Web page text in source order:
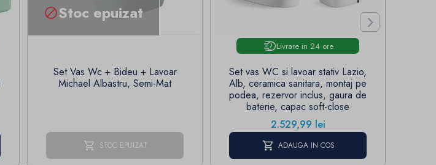
Stoc epuizat
Set Vas Wc + Bideu + Lavoar
Michael Albastru, Semi-Mat
STOC EPUIZAT
Livrare in 24 ore
Set vas WC si lavoar stativ Lazio,
Alb, ceramica sanitara, montaj pe
podea, rezervor inclus, gaura de
baterie, capac soft-close
Pret
2.529,99 lei
ADAUGA IN COS
